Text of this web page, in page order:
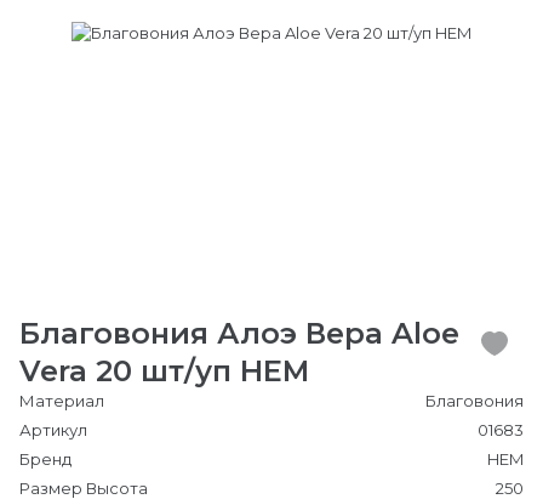
Благовония Алоэ Вера Aloe
Vera 20 шт/уп HEM
Материал
Благовония
Артикул
01683
Бренд
HEM
Размер Высота
250